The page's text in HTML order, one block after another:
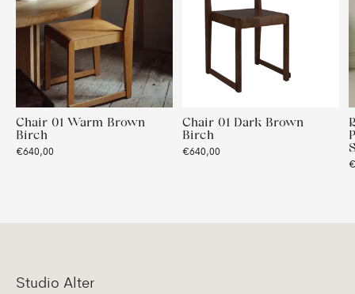
Chair 01 Warm Brown
Birch
€640,00
Chair 01 Dark Brown
Birch
€640,00
Studio Alter